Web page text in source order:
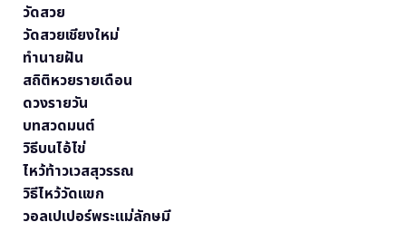
วัดสวย
วัดสวยเชียงใหม่
ทำนายฝัน
สถิติหวยรายเดือน
ดวงรายวัน
บทสวดมนต์
วิธีบนไอ้ไข่
ไหว้ท้าวเวสสุวรรณ
วิธีไหว้วัดแขก
วอลเปเปอร์พระแม่ลักษมี